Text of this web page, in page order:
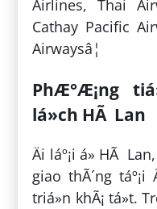
Airlines, Thai
Cathay Pacific
Airwaysâ¦
PhÆ°Æ¡ng
lá»ch HÃ Lan
Äi láº¡i á» HÃ
giao thÃ´ng táº¡i
triá»n khÃ¡ tá»t.